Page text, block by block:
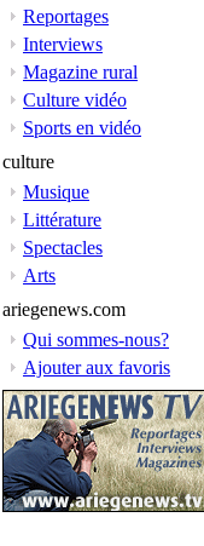
Reportages
Interviews
Magazine rural
Culture vidéo
Sports en vidéo
culture
Musique
Littérature
Spectacles
Arts
ariegenews.com
Qui sommes-nous?
Ajouter aux favoris